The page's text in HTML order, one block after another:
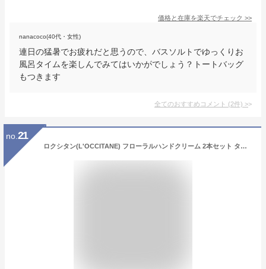
価格と在庫を楽天でチェック >>
nanacoco(40代・女性)
連日の猛暑でお疲れだと思うので、バスソルトでゆっくりお
風呂タイムを楽しんでみてはいかがでしょう？トートバッグ
もつきます
全てのおすすめコメント (2件) >
no. 21
ロクシタン(L'OCCITANE) フローラルハンドクリーム 2本セット タオル付きギフトセット 誕生日 女性 男性 メンズ 人気 送別 お礼 お祝い おしゃれ ギフト プレゼント